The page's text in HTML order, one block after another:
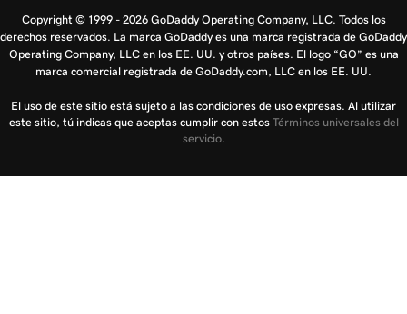
Copyright © 1999 - 2026 GoDaddy Operating Company, LLC. Todos los
derechos reservados. La marca GoDaddy es una marca registrada de GoDaddy
Operating Company, LLC en los EE. UU. y otros países. El logo “GO” es una
marca comercial registrada de GoDaddy.com, LLC en los EE. UU.
El uso de este sitio está sujeto a las condiciones de uso expresas. Al utilizar
este sitio, tú indicas que aceptas cumplir con estos Términos universales del
servicio.